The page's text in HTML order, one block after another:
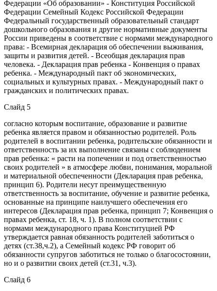
Федерации «Об образовании» - Конституция Российской
Федерации Семейный Кодекс Российской Федерации
Федеральный государственный образовательный стандарт
дошкольного образования и другие нормативные документы
России приведены в соответствие с нормами международного
права: - Всемирная декларация об обеспечении выживания,
защиты и развития детей. - Всеобщая декларация прав
человека. - Декларация прав ребенка - Конвенция о правах
ребенка. - Международный пакт об экономических,
социальных и культурных правах. - Международный пакт о
гражданских и политических правах.
Слайд 5
согласно которым воспитание, образование и развитие
ребенка является правом и обязанностью родителей. Роль
родителей в воспитании ребенка, родительские обязанности и
ответственность за их выполнение связаны с соблюдением
прав ребенка: « расти на попечении и под ответственностью
своих родителей » в атмосфере любви, понимания, моральной
и материальной обеспеченности (Декларация прав ребенка,
принцип 6). Родители несут преимущественную
ответственность за воспитание, обучение и развитие ребенка,
основанные на принципе наилучшего обеспечения его
интересов (Декларация прав ребенка, принцип 7; Конвенция о
правах ребенка, ст. 18, ч. 1). В полном соответствии с
нормами международного права Конституцией РФ
утверждается равная обязанность родителей заботиться о
детях (ст.38,ч.2), а Семейный кодекс РФ говорит об
обязанности супругов заботиться не только о благосостоянии,
но и о развитии своих детей (ст.31, ч.3).
Слайд 6